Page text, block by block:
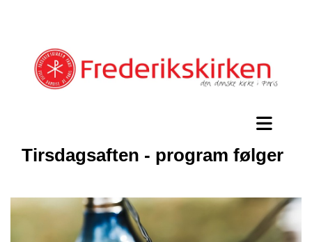
Tirsdagsaften - program følger